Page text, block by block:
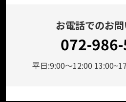
お電話でのお
072-
平日:9:00～12:00